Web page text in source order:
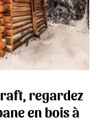
regardez
en bois à